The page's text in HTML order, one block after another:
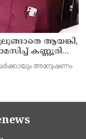
ആയങ്കി,
കണ്ണൂരിലെ
അന്വേഷണം